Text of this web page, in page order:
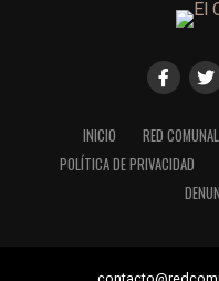
INICIO RED
POLÍTICA DE PRIVACIDAD